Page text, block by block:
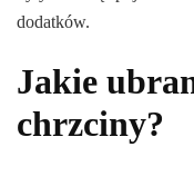
dodatków.
Jakie
chrzciny?